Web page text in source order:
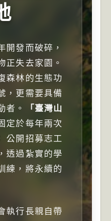
開發而破碎，
正失去家園。
森林的生態功
，更需要具備
者。
「臺灣山
定於每年兩次
公開招募志工
透過紮實的學
練，將永續的
執行長親自帶